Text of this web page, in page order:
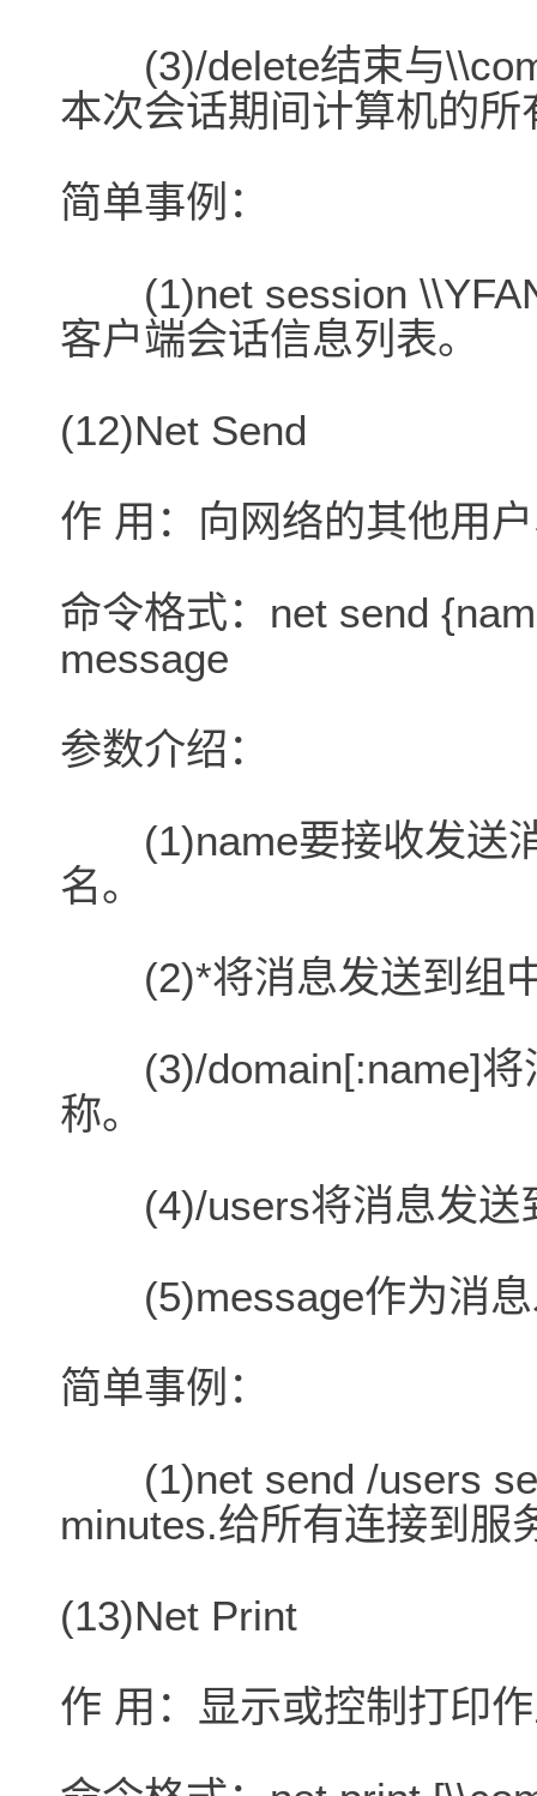
(3)/delete结束与
本次会话期间计算机的
简单事例：
(1)net session
客户端会话信息列表。
(12)Net Send
作 用：向网络的其他用
命令格式：net send
message
参数介绍：
(1)name要接收发送消
名。
(2)*将消息发送到组
(3)/domain[:name]将
称。
(4)/users将消息发送
(5)message作为消息
简单事例：
(1)net send /users
minutes.给所有连接到服
(13)Net Print
作 用：显示或控制打印